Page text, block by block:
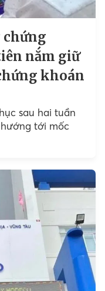
nắm giữ
khoán
sau hai tuần
tới mốc